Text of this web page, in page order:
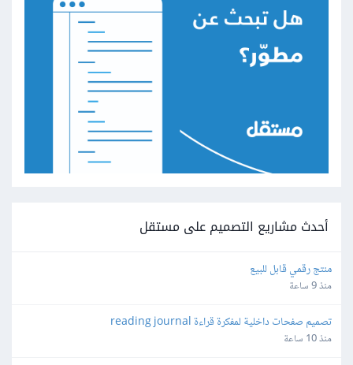
أحدث مشاريع التصميم على مستقل
منتج رقمي قابل للبيع
منذ 9 ساعة
تصميم صفحات داخلية لمفكرة قراءة reading journal
منذ 10 ساعة